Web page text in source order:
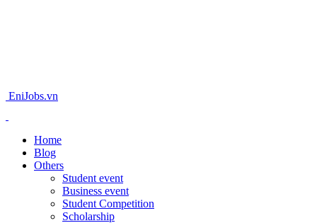
EniJobs.vn
Home
Blog
Others
Student event
Business event
Student Competition
Scholarship